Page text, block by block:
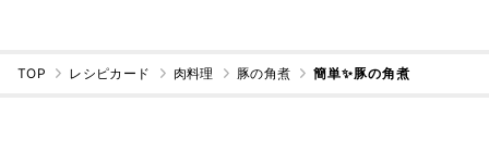
TOP レシピカード 肉料理 豚の角煮 簡単✨豚の角煮